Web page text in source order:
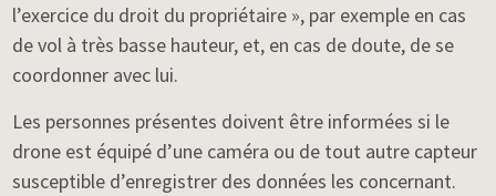
l’exercice du droit du propriétaire », par exemple en cas
de vol à très basse hauteur, et, en cas de doute, de se
coordonner avec lui.
Les personnes présentes doivent être informées si le
drone est équipé d’une caméra ou de tout autre capteur
susceptible d’enregistrer des données les concernant.